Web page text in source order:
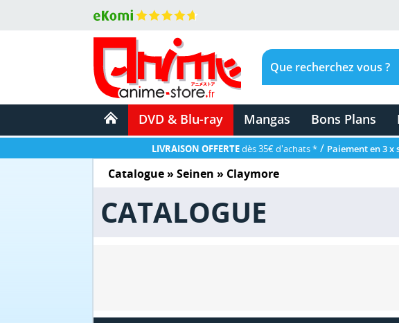
DVD & Blu-ray Mangas Bons Plans
LIVRAISON OFFERTEdès 35€ d'achats * / Paiement en 3 x
Catalogue» Seinen » Claymore
CATALOGUE